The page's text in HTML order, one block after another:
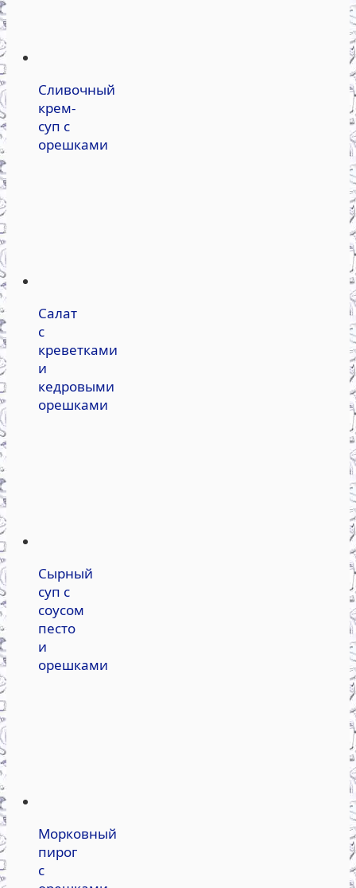
Сливочный
крем-
суп с
орешками
Салат
с
креветками
и
кедровыми
орешками
Сырный
суп с
соусом
песто
и
орешками
Морковный
пирог
с